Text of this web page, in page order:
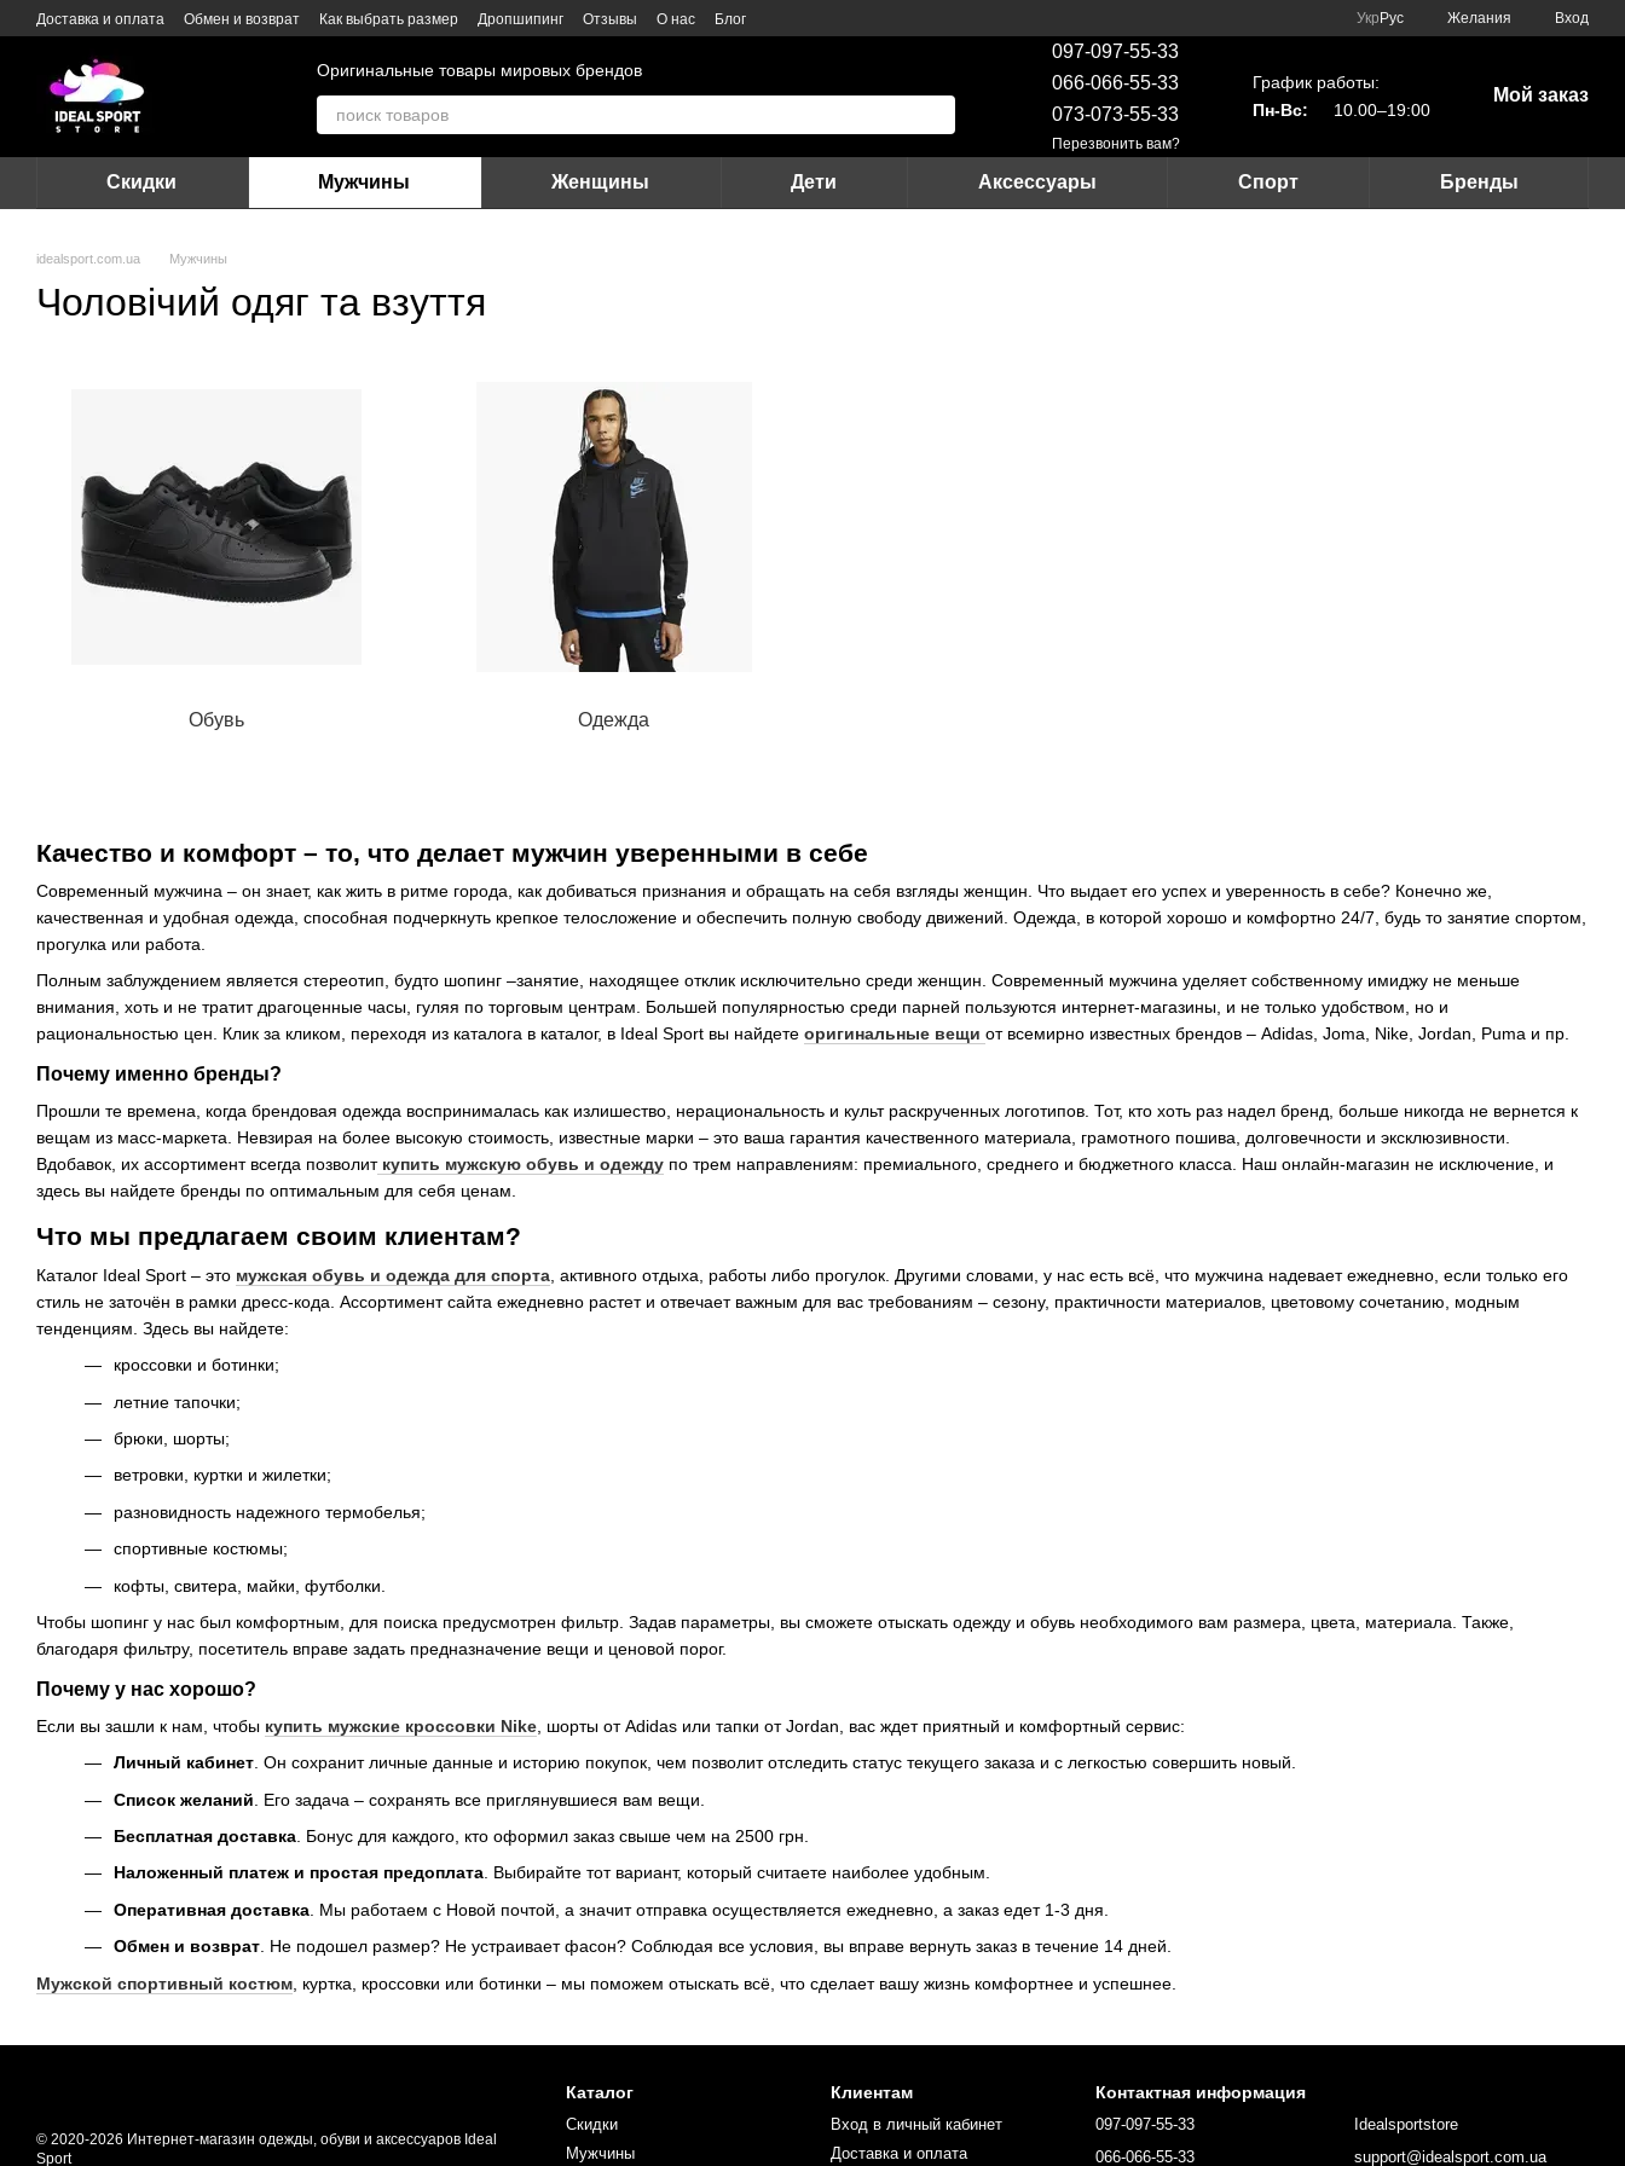
Перейти к основному контенту
Доставка и оплата Обмен и возврат Как выбрать размер Дропшипинг Отзывы О нас Блог Укр Рус Желания Вход
Оригинальные товары мировых брендов
097-097-55-33
066-066-55-33
073-073-55-33
Перезвонить вам?
График работы:
Пн-Вс:
10.00–19:00
Мой заказ
Скидки Мужчины Женщины Дети Аксессуары Спорт Бренды
idealsport.com.ua Мужчины
Чоловічий одяг та взуття
Качество и комфорт – то, что делает мужчин уверенными в себе
Современный мужчина – он знает, как жить в ритме города, как добиваться признания и обращать на себя взгляды женщин. Что выдает его успех и уверенность в себе? Конечно же,
качественная и удобная одежда, способная подчеркнуть крепкое телосложение и обеспечить полную свободу движений. Одежда, в которой хорошо и комфортно 24/7, будь то занятие спортом,
прогулка или работа.
Полным заблуждением является стереотип, будто шопинг –занятие, находящее отклик исключительно среди женщин. Современный мужчина уделяет собственному имиджу не меньше
внимания, хоть и не тратит драгоценные часы, гуляя по торговым центрам. Большей популярностью среди парней пользуются интернет-магазины, и не только удобством, но и
рациональностью цен. Клик за кликом, переходя из каталога в каталог, в Ideal Sport вы найдете оригинальные вещи от всемирно известных брендов – Adidas, Joma, Nike, Jordan, Puma и пр.
Почему именно бренды?
Прошли те времена, когда брендовая одежда воспринималась как излишество, нерациональность и культ раскрученных логотипов. Тот, кто хоть раз надел бренд, больше никогда не вернется к
вещам из масс-маркета. Невзирая на более высокую стоимость, известные марки – это ваша гарантия качественного материала, грамотного пошива, долговечности и эксклюзивности.
Вдобавок, их ассортимент всегда позволиткупить мужскую обувь и одежду по трем направлениям: премиального, среднего и бюджетного класса. Наш онлайн-магазин не исключение, и
здесь вы найдете бренды по оптимальным для себя ценам.
Что мы предлагаем своим клиентам?
Каталог Ideal Sport – это мужская обувь и одежда для спорта , активного отдыха, работы либо прогулок. Другими словами, у нас есть всё, что мужчина надевает ежедневно, если только его
стиль не заточён в рамки дресс-кода. Ассортимент сайта ежедневно растет и отвечает важным для вас требованиям – сезону, практичности материалов, цветовому сочетанию, модным
тенденциям. Здесь вы найдете:
кроссовки и ботинки;
летние тапочки;
брюки, шорты;
ветровки, куртки и жилетки;
разновидность надежного термобелья;
спортивные костюмы;
кофты, свитера, майки, футболки.
Чтобы шопинг у нас был комфортным, для поиска предусмотрен фильтр. Задав параметры, вы сможете отыскать одежду и обувь необходимого вам размера, цвета, материала. Также,
благодаря фильтру, посетитель вправе задать предназначение вещи и ценовой порог.
Почему у нас хорошо?
Если вы зашли к нам, чтобы купить мужские кроссовки Nike , шорты от Adidas или тапки от Jordan, вас ждет приятный и комфортный сервис:
Личный кабинет. Он сохранит личные данные и историю покупок, чем позволит отследить статус текущего заказа и с легкостью совершить новый.
Список желаний . Его задача – сохранять все приглянувшиеся вам вещи.
Бесплатная доставка . Бонус для каждого, кто оформил заказ свыше чем на 2500 грн.
Наложенный платеж и простая предоплата. Выбирайте тот вариант, который считаете наиболее удобным.
Оперативная доставка . Мы работаем с Новой почтой, а значит отправка осуществляется ежедневно, а заказ едет 1-3 дня.
Обмен и возврат. Не подошел размер? Не устраивает фасон? Соблюдая все условия, вы вправе вернуть заказ в течение 14 дней.
Мужской спортивный костюм , куртка, кроссовки или ботинки – мы поможем отыскать всё, что сделает вашу жизнь комфортнее и успешнее.
Обувь Одежда
© 2020-2026 Интернет-магазин одежды, обуви и аксессуаров Ideal
Sport
Каталог
Скидки
Мужчины
Клиентам
Вход в личный кабинет
Доставка и оплата
Контактная информация
097-097-55-33
066-066-55-33
Idealsportstore
support@idealsport.com.ua